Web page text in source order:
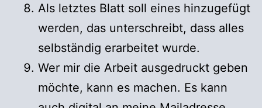
Als letztes Blatt soll eines hinzugefügt
werden, das unterschreibt, dass alles
selbständig erarbeitet wurde.
Wer mir die Arbeit ausgedruckt geben
möchte, kann es machen. Es kann